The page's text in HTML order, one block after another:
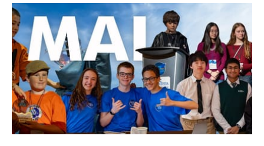
and purpose to address real-world challenges.